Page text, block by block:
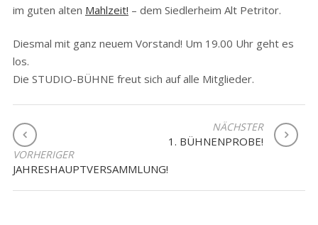
im guten alten Mahlzeit! – dem Siedlerheim Alt Petritor.
Diesmal mit ganz neuem Vorstand! Um 19.00 Uhr geht es
los.
Die STUDIO-BÜHNE freut sich auf alle Mitglieder.
BEITRAGSNAVIGATION
VORHERIGER
JAHRESHAUPTVERSAMMLUNG!
NÄCHSTER
1. BÜHNENPROBE!